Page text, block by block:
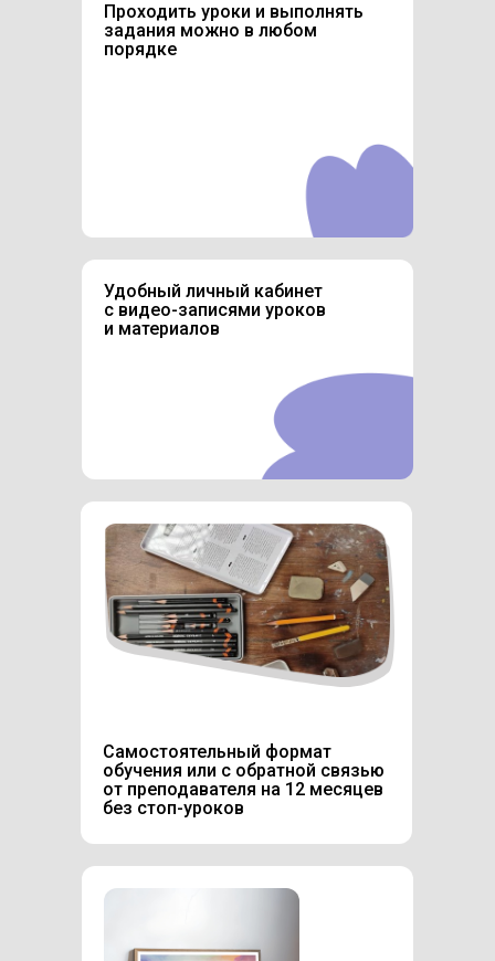
Проходить уроки и выполнять
задания можно в любом
порядке
Удобный личный кабинет
с видео-записями уроков
и материалов
Самостоятельный формат
обучения или с обратной связью
от преподавателя на 12 месяцев
без стоп-уроков